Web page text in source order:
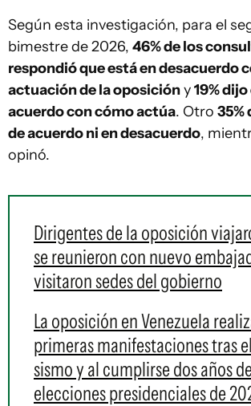
Según esta investigación, para el
bimestre de 2026, 46% de los
respondió que está en desacuerdo
actuación de la oposicióny19%
acuerdo con cómo actúa. Otro 35%
de acuerdo ni en desacuerdo,
opinó.
Dirigentes de la oposición
se reunieron con nuevo
visitaron sedes del gobierno
La oposición en Venezuela
primeras manifestaciones tras
sismo y al cumplirse dos años
elecciones presidenciales de